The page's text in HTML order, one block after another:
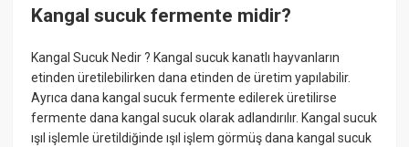
Kangal sucuk fermente midir?
Kangal Sucuk Nedir ? Kangal sucuk kanatlı hayvanların
etinden üretilebilirken dana etinden de üretim yapılabilir.
Ayrıca dana kangal sucuk fermente edilerek üretilirse
fermente dana kangal sucuk olarak adlandırılır. Kangal sucuk
ışıl işlemle üretildiğinde ışıl işlem görmüş dana kangal sucuk